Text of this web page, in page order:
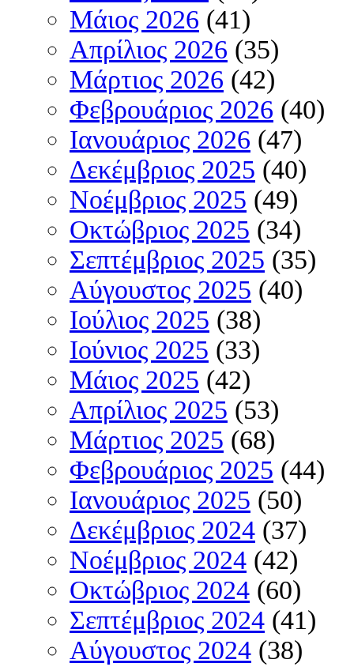
Μάιος 2026 (41)
Απρίλιος 2026 (35)
Μάρτιος 2026 (42)
Φεβρουάριος 2026 (40)
Ιανουάριος 2026 (47)
Δεκέμβριος 2025 (40)
Νοέμβριος 2025 (49)
Οκτώβριος 2025 (34)
Σεπτέμβριος 2025 (35)
Αύγουστος 2025 (40)
Ιούλιος 2025 (38)
Ιούνιος 2025 (33)
Μάιος 2025 (42)
Απρίλιος 2025 (53)
Μάρτιος 2025 (68)
Φεβρουάριος 2025 (44)
Ιανουάριος 2025 (50)
Δεκέμβριος 2024 (37)
Νοέμβριος 2024 (42)
Οκτώβριος 2024 (60)
Σεπτέμβριος 2024 (41)
Αύγουστος 2024 (38)